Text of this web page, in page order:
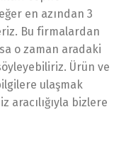
en azından 3
Bu firmalardan
o zaman aradaki
Ürün ve
ulaşmak
bizlere